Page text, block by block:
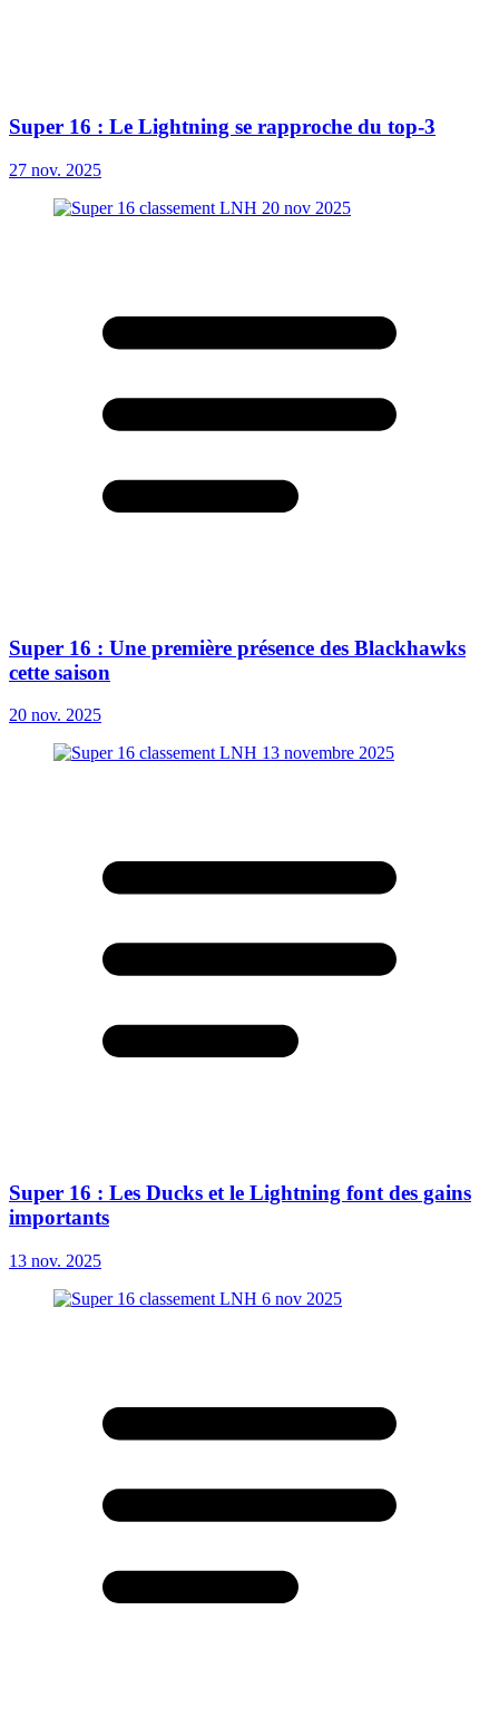
Super 16 : Le Lightning se rapproche du top-3
27 nov. 2025
Super 16 : Une première présence des Blackhawks
cette saison
20 nov. 2025
Super 16 : Les Ducks et le Lightning font des gains
importants
13 nov. 2025